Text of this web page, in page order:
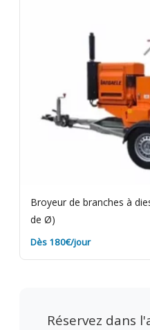
Broyeur de branches à
de Ø)
Dès 180€/jour
Réservez dans